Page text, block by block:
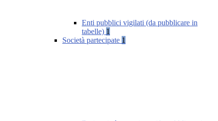
Enti pubblici vigilati (da pubblicare in
tabelle) 1
Società partecipate 1